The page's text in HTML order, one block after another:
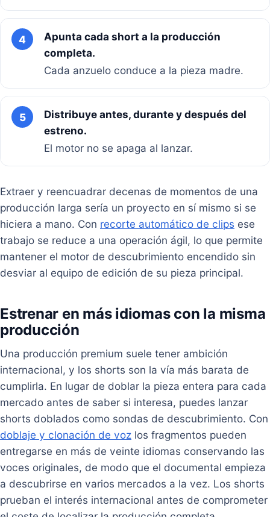
4
Apunta cada short a la producción
completa.
Cada anzuelo conduce a la pieza madre.
5
Distribuye antes, durante y después del
estreno.
El motor no se apaga al lanzar.
Extraer y reencuadrar decenas de momentos de una
producción larga sería un proyecto en sí mismo si se
hiciera a mano. Con recorte automático de clips ese
trabajo se reduce a una operación ágil, lo que permite
mantener el motor de descubrimiento encendido sin
desviar al equipo de edición de su pieza principal.
Estrenar en más idiomas con la misma
producción
Una producción premium suele tener ambición
internacional, y los shorts son la vía más barata de
cumplirla. En lugar de doblar la pieza entera para cada
mercado antes de saber si interesa, puedes lanzar
shorts doblados como sondas de descubrimiento. Con
doblaje y clonación de voz los fragmentos pueden
entregarse en más de veinte idiomas conservando las
voces originales, de modo que el documental empieza
a descubrirse en varios mercados a la vez. Los shorts
prueban el interés internacional antes de comprometer